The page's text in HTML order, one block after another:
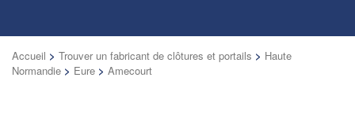
Accueil > Trouver un fabricant de clôtures et portails > Haute
Normandie > Eure > Amecourt